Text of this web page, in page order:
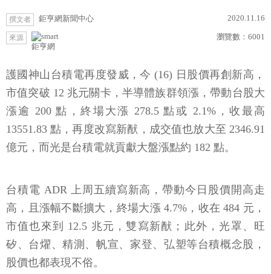
撰文者 鉅亨網新聞中心 2020.11.16
來源
鉅亨網
瀏覽數： 6001
護國神山台積電再度發威，今 (16) 日股價再創新高，
市值突破 12 兆元關卡，半導體族群領漲，帶動台股大
漲逾 200 點，終場大漲 278.5 點或 2.1%，收最高
13551.83 點，再度改寫新猷，成交值也放大至 2346.91
億元，而光是台積電就貢獻大盤漲點約 182 點。
台積電 ADR 上周五續寫新高，帶動今日股價開高走
高，且漲幅不斷擴大，終場大漲 4.7%，收在 484 元，
市值也來到 12.5 兆元，雙寫新猷；此外，光罩、旺
矽、台燿、精測、帆宣、家登、弘塑等台積概念股，
股價也都表現不俗。